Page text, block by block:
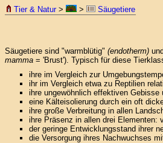
Tier & Natur> > Säugetiere
Säugetiere sind "warmblütig" (endotherm)
mamma = 'Brust'). Typisch für diese
ihre im Vergleich zur
ihr im Vergleich etwa zu Reptilien
ihre ungewöhnlich effektiven Gebisse
eine Kälteisolierung durch ein oft
ihre große Verbreitung in allen
ihre Präsenz in allen drei Elementen:
der geringe Entwicklungsstand ihrer
die Versorgung ihres Nachwuchses